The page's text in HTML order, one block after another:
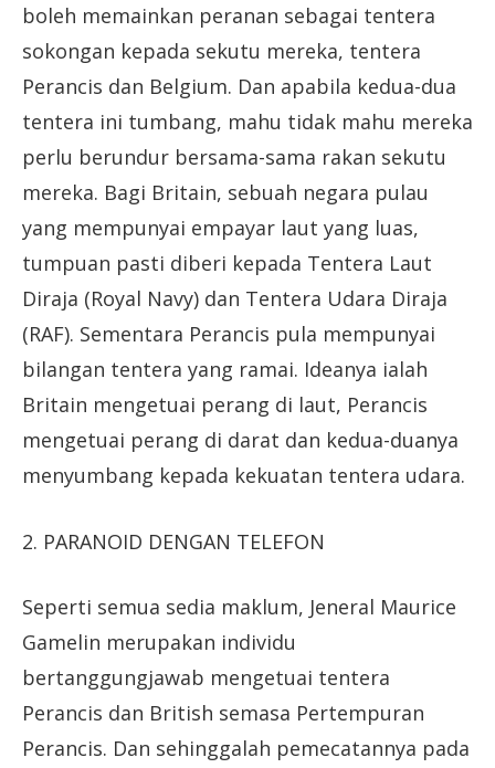
boleh memainkan peranan sebagai tentera
sokongan kepada sekutu mereka, tentera
Perancis dan Belgium. Dan apabila kedua-dua
tentera ini tumbang, mahu tidak mahu mereka
perlu berundur bersama-sama rakan sekutu
mereka. Bagi Britain, sebuah negara pulau
yang mempunyai empayar laut yang luas,
tumpuan pasti diberi kepada Tentera Laut
Diraja (Royal Navy) dan Tentera Udara Diraja
(RAF). Sementara Perancis pula mempunyai
bilangan tentera yang ramai. Ideanya ialah
Britain mengetuai perang di laut, Perancis
mengetuai perang di darat dan kedua-duanya
menyumbang kepada kekuatan tentera udara.
2. PARANOID DENGAN TELEFON
Seperti semua sedia maklum, Jeneral Maurice
Gamelin merupakan individu
bertanggungjawab mengetuai tentera
Perancis dan British semasa Pertempuran
Perancis. Dan sehinggalah pemecatannya pada